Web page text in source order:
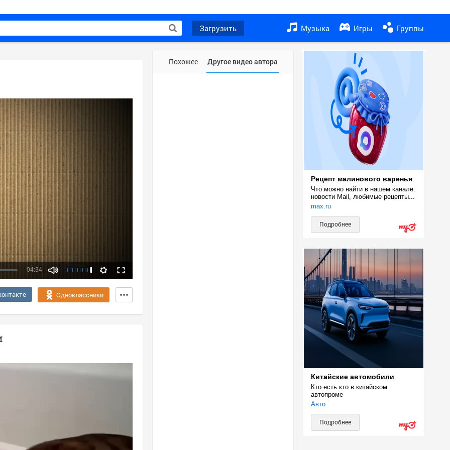
Загрузить Музыка Игры Группы
Качество:
360p
1080p
04:34
Одноклассники
Похожее Другое видео автора
Рецепт малинового варенья
Что можно найти в нашем канале:
новости Mail, любимые рецепты...
max.ru
Подробнее
Китайские автомобили
Кто есть кто в китайском
автопроме
Авто
Подробнее